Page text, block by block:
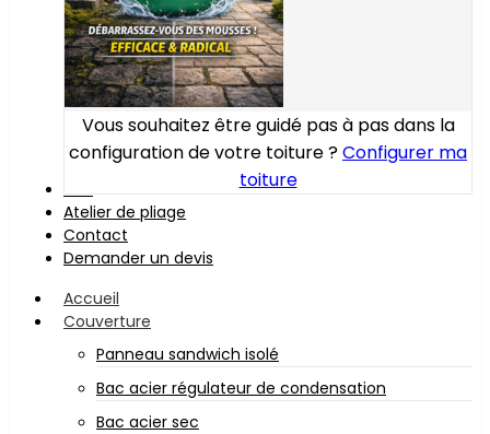
Vous souhaitez être guidé pas à pas dans la
configuration de votre toiture ?Configurer ma
toiture
Atelier de pliage
Contact
Demander un devis
Accueil
Couverture
Panneau sandwich isolé
Bac acier régulateur de condensation
Bac acier sec